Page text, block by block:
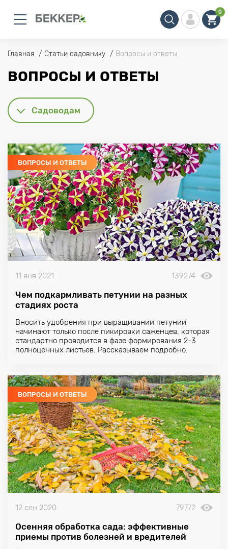
0
Главная Статьи садовнику Вопросы и ответы
ВОПРОСЫ И ОТВЕТЫ
Садоводам
ВОПРОСЫ И ОТВЕТЫ
11 янв 2021 139274
Чем подкармливать петунии на разных
стадиях роста
Вносить удобрения при выращивании петунии
начинают только после пикировки саженцев, которая
стандартно проводится в фазе формирования 2-3
полноценных листьев. Рассказываем подробно.
ВОПРОСЫ И ОТВЕТЫ
12 сен 2020 79772
Осенняя обработка сада: эффективные
приемы против болезней и вредителей